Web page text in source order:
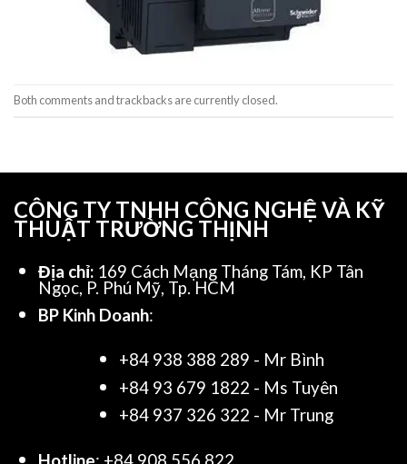
Both comments and trackbacks are currently closed.
CÔNG TY TNHH CÔNG NGHỆ VÀ KỸ
THUẬT TRƯỜNG THỊNH
Địa chỉ: 169 Cách Mạng Tháng Tám, KP Tân
Ngọc, P. Phú Mỹ, Tp. HCM
BP Kinh Doanh:
+84 938 388 289 - Mr Bình
+84 93 679 1822 - Ms Tuyên
+84 937 326 322 - Mr Trung
Hotline: +84 908 556 822